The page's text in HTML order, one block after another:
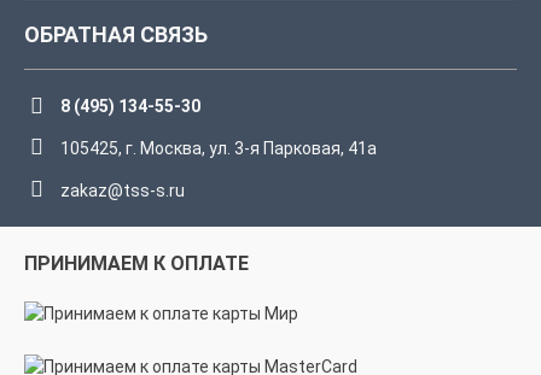
ОБРАТНАЯ СВЯЗЬ
8 (495) 134-55-30
105425, г. Москва, ул. 3-я Парковая, 41а
zakaz@tss-s.ru
ПРИНИМАЕМ К ОПЛАТЕ